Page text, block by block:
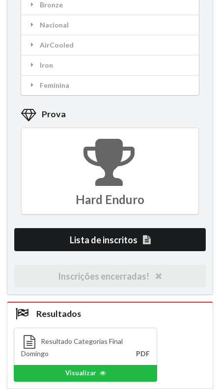
Bronze
Nacional
AirCooled
Iron
Feminina
Prova
Hard Enduro
Lista de inscritos
Inscrições encerradas!
Resultados
Resultado Categorias Final
Domingo
PDF
Visualizar